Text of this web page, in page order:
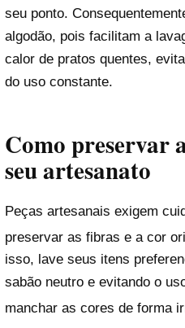
seu ponto.
algodão, pois facilitam a
calor de pratos quentes,
do uso constante.
Como preservar
seu artesanato
Peças artesanais exigem
preservar as fibras e a cor
isso, lave seus itens
sabão neutro e evitando o
manchar as cores de forma